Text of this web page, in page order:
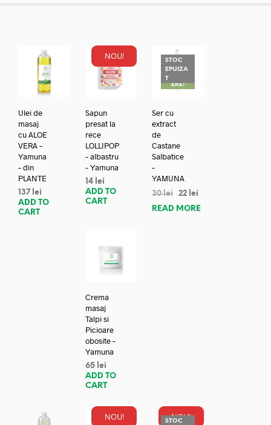
Ulei de
masaj
cu ALOE
VERA –
Yamuna
– din
PLANTE
137 lei
ADD TO
CART
NOU!
Sapun
presat la
rece
LOLLIPOP
– albastru
– Yamuna
14 lei
ADD TO
CART
STOC
EPUIZA
TREDUC
ERE!
Ser cu
extract
de
Castane
Salbatice
–
YAMUNA
30lei 22 lei
READ MORE
Crema
masaj
Talpi si
Picioare
obosite –
Yamuna
65 lei
ADD TO
CART
NOU! NOU!
STOC